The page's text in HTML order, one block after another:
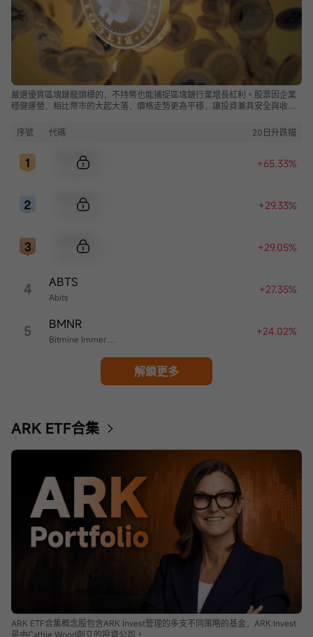
嚴選優質區塊鏈龍頭標的，不持幣也能捕捉區塊鏈行業增長紅利。股票因企業
穩健運營，相比幣市的大起大落，價格走勢更為平穩，讓投資兼具安全與收
序號
代碼 20日升跌幅
+65.33%
+29.33%
+29.05%
4 Abits
ABTS +27.35%
5 BMNR +24.02%
解鎖更多
ARK ETF合集
ARK ETF合集概念股包含ARK Invest管理的多支不同策略的基金，ARK Invest
是由Cathie Wood創立的投資公司。